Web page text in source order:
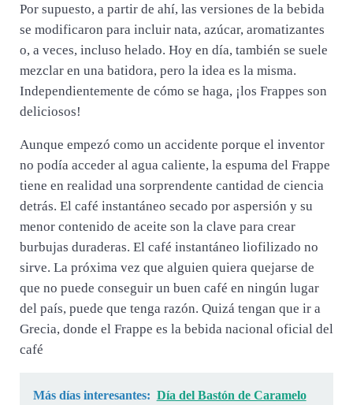
Por supuesto, a partir de ahí, las versiones de la bebida
se modificaron para incluir nata, azúcar, aromatizantes
o, a veces, incluso helado. Hoy en día, también se suele
mezclar en una batidora, pero la idea es la misma.
Independientemente de cómo se haga, ¡los Frappes son
deliciosos!
Aunque empezó como un accidente porque el inventor
no podía acceder al agua caliente, la espuma del Frappe
tiene en realidad una sorprendente cantidad de ciencia
detrás. El café instantáneo secado por aspersión y su
menor contenido de aceite son la clave para crear
burbujas duraderas. El café instantáneo liofilizado no
sirve. La próxima vez que alguien quiera quejarse de
que no puede conseguir un buen café en ningún lugar
del país, puede que tenga razón. Quizá tengan que ir a
Grecia, donde el Frappe es la bebida nacional oficial del
café
Más días interesantes: Día del Bastón de Caramelo